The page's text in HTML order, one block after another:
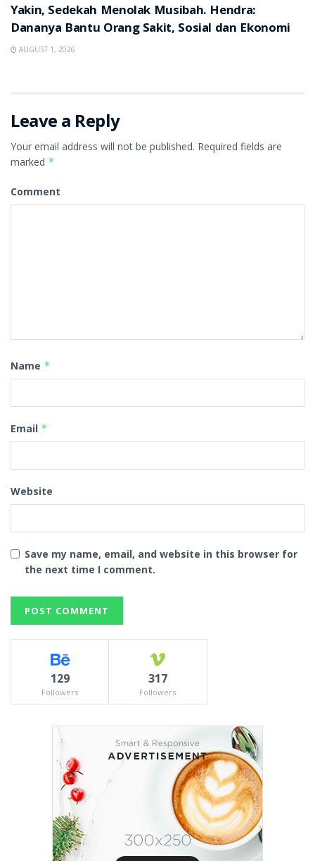
Yakin, Sedekah Menolak Musibah. Hendra:
Dananya Bantu Orang Sakit, Sosial dan Ekonomi
AUGUST 1, 2026
Leave a Reply
Your email address will not be published. Required fields are
marked *
Comment
Name *
Email *
Website
Save my name, email, and website in this browser for
the next time I comment.
129
Followers
317
Followers